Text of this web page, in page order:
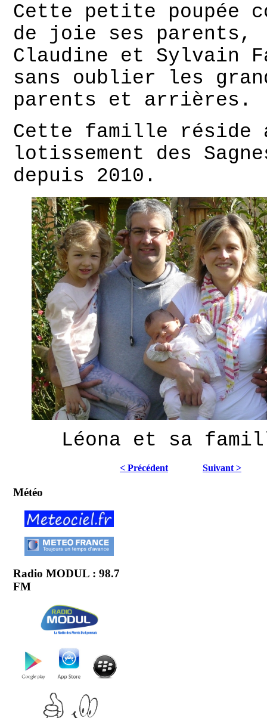
Cette petite poupée
de joie ses parents,
Claudine et Sylvain
sans oublier les
parents et arrières.
Cette famille réside
lotissement des
depuis 2010.
Léona et sa
< Précédent Suivant >
Météo
Radio MODUL : 98.7
FM